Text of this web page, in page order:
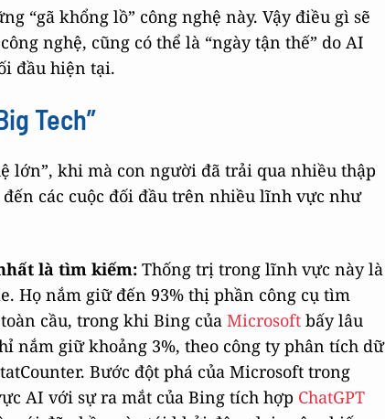
“gã khổng lồ” công nghệ này. Vậy điều gì sẽ
nghệ, cũng có thể là “ngày tận thế” do AI
đầu hiện tại.
Tech”
lớn”, khi mà con người đã trải qua nhiều thập
các cuộc đối đầu trên nhiều lĩnh vực như
là tìm kiếm: Thống trị trong lĩnh vực này là
Họ nắm giữ đến 93% thị phần công cụ tìm
cầu, trong khi Bing của Microsoft bấy lâu
nắm giữ khoảng 3%, theo công ty phân tích dữ
Bước đột phá của Microsoft trong
AI với sự ra mắt của Bing tích hợp ChatGPT